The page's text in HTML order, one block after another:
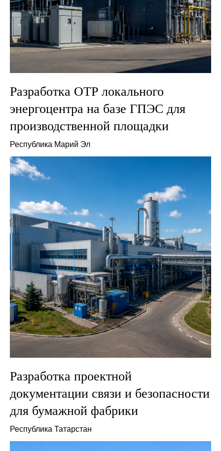
Разработка ОТР локального
энергоцентра на базе ГПЭС для
производственной площадки
Республика Марий Эл
Разработка проектной
документации связи и безопасности
для бумажной фабрики
Республика Татарстан